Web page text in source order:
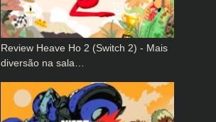
Review Heave Ho 2 (Switch 2) - Mais
diversão na sala…